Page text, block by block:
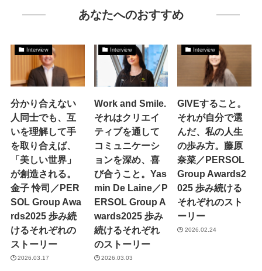
あなたへのおすすめ
Interview
分かり合えない
人同士でも、互
いを理解して手
を取り合えば、
「美しい世界」
が創造される。
金子 怜司／PER
SOL Group Awa
rds2025 歩み続
けるそれぞれの
ストーリー
2026.03.17
Interview
Work and Smile.
それはクリエイ
ティブを通して
コミュニケーシ
ョンを深め、喜
び合うこと。Yas
min De Laine／P
ERSOL Group A
wards2025 歩み
続けるそれぞれ
のストーリー
2026.03.03
Interview
GIVEすること。
それが自分で選
んだ、私の人生
の歩み方。藤原
奈菜／PERSOL
Group Awards2
025 歩み続ける
それぞれのスト
ーリー
2026.02.24